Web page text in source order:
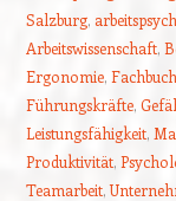
Salzburg,
Arbeitswissenschaft,
Ergonomie, Fachbuch
Führungskräfte,
Leistungsfähigkeit,
Produktivität,
Teamarbeit,